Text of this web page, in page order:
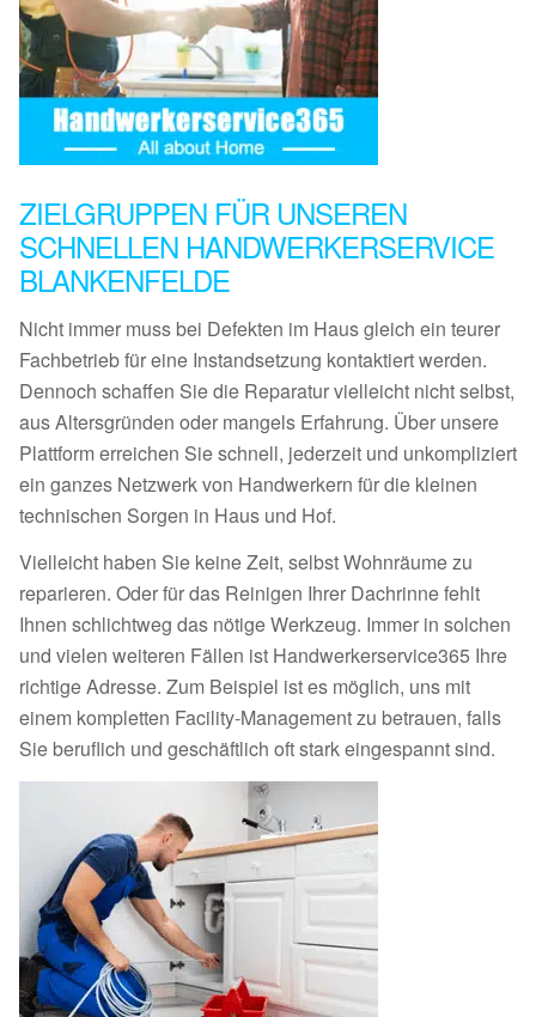
ZIELGRUPPEN FÜR UNSEREN
SCHNELLEN HANDWERKERSERVICE
BLANKENFELDE
Nicht immer muss bei Defekten im Haus gleich ein teurer
Fachbetrieb für eine Instandsetzung kontaktiert werden.
Dennoch schaffen Sie die Reparatur vielleicht nicht selbst,
aus Altersgründen oder mangels Erfahrung. Über unsere
Plattform erreichen Sie schnell, jederzeit und unkompliziert
ein ganzes Netzwerk von Handwerkern für die kleinen
technischen Sorgen in Haus und Hof.
Vielleicht haben Sie keine Zeit, selbst Wohnräume zu
reparieren. Oder für das Reinigen Ihrer Dachrinne fehlt
Ihnen schlichtweg das nötige Werkzeug. Immer in solchen
und vielen weiteren Fällen ist Handwerkerservice365 Ihre
richtige Adresse. Zum Beispiel ist es möglich, uns mit
einem kompletten Facility-Management zu betrauen, falls
Sie beruflich und geschäftlich oft stark eingespannt sind.